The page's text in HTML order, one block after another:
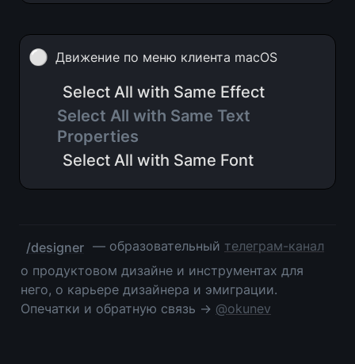
⚪ Движение по меню клиента macOS
Select All with Same Effect
Select All with Same Text
Properties
Select All with Same Font
/designer — образовательный телеграм-канал
о продуктовом дизайне и инструментах для
него, о карьере дизайнера и эмиграции.
Опечатки и обратную связь → @okunev